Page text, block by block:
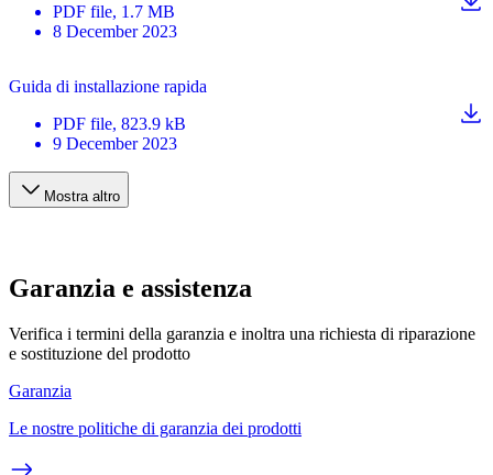
PDF file, 1.7 MB
8 December 2023
Guida di installazione rapida
PDF file, 823.9 kB
9 December 2023
Mostra altro
Garanzia e assistenza
Verifica i termini della garanzia e inoltra una richiesta di riparazione
e sostituzione del prodotto
Garanzia
Le nostre politiche di garanzia dei prodotti